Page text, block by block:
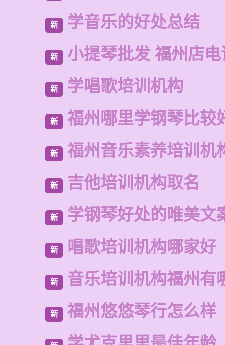
新 学音乐的好处总结
新 小提琴批发 福州店
新 学唱歌培训机构
新 福州哪里学钢琴比较
新 福州音乐素养培训机
新 吉他培训机构取名
新 学钢琴好处的唯美文
新 唱歌培训机构哪家好
新 音乐培训机构福州有
新 福州悠悠琴行怎么样